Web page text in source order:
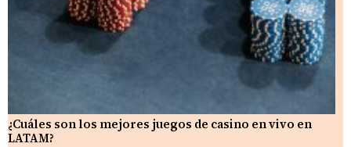
¿Cuáles son los mejores juegos de casino en vivo en
LATAM?